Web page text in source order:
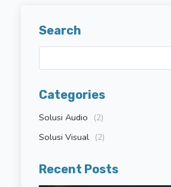
Search
Categories
Solusi Audio (2)
Solusi Visual (2)
Recent Posts